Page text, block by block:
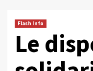
Flash Info
Le